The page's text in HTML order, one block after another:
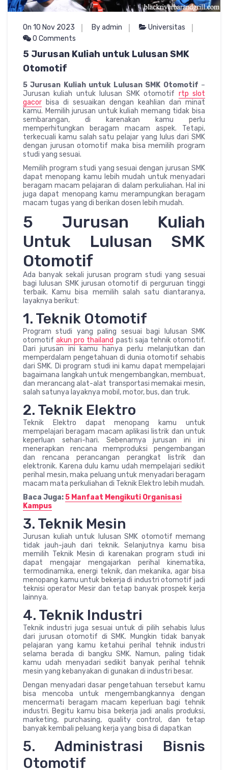
On 10 Nov 2023 By admin
Universitas
0 Comments
5 Jurusan Kuliah untuk Lulusan SMK
Otomotif
5 Jurusan Kuliah untuk Lulusan SMK Otomotif –
Jurusan kuliah untuk lulusan SMK otomotif rtp slot
gacor bisa di sesuaikan dengan keahlian dan minat
kamu. Memilih jurusan untuk kuliah memang tidak bisa
sembarangan, di karenakan kamu perlu
memperhitungkan beragam macam aspek. Tetapi,
terkecuali kamu salah satu pelajar yang lulus dari SMK
dengan jurusan otomotif maka bisa memilih program
studi yang sesuai.
Memilih program studi yang sesuai dengan jurusan SMK
dapat menopang kamu lebih mudah untuk menyadari
beragam macam pelajaran di dalam perkuliahan. Hal ini
juga dapat menopang kamu merampungkan beragam
macam tugas yang di berikan dosen lebih mudah.
5 Jurusan Kuliah
Untuk Lulusan SMK
Otomotif
Ada banyak sekali jurusan program studi yang sesuai
bagi lulusan SMK jurusan otomotif di perguruan tinggi
terbaik. Kamu bisa memilih salah satu diantaranya,
layaknya berikut:
1. Teknik Otomotif
Program studi yang paling sesuai bagi lulusan SMK
otomotifakun pro thailand pasti saja tehnik otomotif.
Dari jurusan ini kamu hanya perlu melanjutkan dan
memperdalam pengetahuan di dunia otomotif sehabis
dari SMK. Di program studi ini kamu dapat mempelajari
bagaimana langkah untuk mengembangkan, membuat,
dan merancang alat-alat transportasi memakai mesin,
salah satunya layaknya mobil, motor, bus, dan truk.
2. Teknik Elektro
Teknik Elektro dapat menopang kamu untuk
mempelajari beragam macam aplikasi listrik dan untuk
keperluan sehari-hari. Sebenarnya jurusan ini ini
menerapkan rencana memproduksi pengembangan
dan rencana perancangan perangkat listrik dan
elektronik. Karena dulu kamu udah mempelajari sedikit
perihal mesin, maka peluang untuk menyadari beragam
macam mata perkuliahan di Teknik Elektro lebih mudah.
Baca Juga:5 Manfaat Mengikuti Organisasi
Kampus
3. Teknik Mesin
Jurusan kuliah untuk lulusan SMK otomotif memang
tidak jauh-jauh dari teknik. Selanjutnya kamu bisa
memilih Teknik Mesin di karenakan program studi ini
dapat mengajar mengajarkan perihal kinematika,
termodinamika, energi teknik, dan mekanika, agar bisa
menopang kamu untuk bekerja di industri otomotif jadi
teknisi operator Mesir dan tetap banyak prospek kerja
lainnya.
4. Teknik Industri
Teknik industri juga sesuai untuk di pilih sehabis lulus
dari jurusan otomotif di SMK. Mungkin tidak banyak
pelajaran yang kamu ketahui perihal tehnik industri
selama berada di bangku SMK. Namun, paling tidak
kamu udah menyadari sedikit banyak perihal tehnik
mesin yang kebanyakan di gunakan di industri besar.
Dengan menyadari dasar pengetahuan tersebut kamu
bisa mencoba untuk mengembangkannya dengan
mencermati beragam macam keperluan bagi tehnik
industri. Begitu kamu bisa bekerja jadi analis produksi,
marketing, purchasing, quality control, dan tetap
banyak kembali peluang kerja yang bisa di dapatkan
5. Administrasi Bisnis
Otomotif